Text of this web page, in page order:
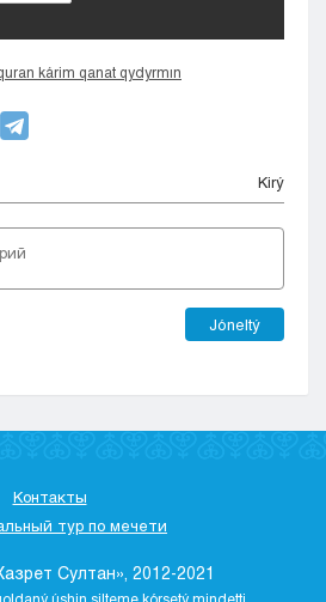
kárim qanat qydyrmın
Kіrý
Jóneltý
Контакты
тур по мечети
Султан», 2012-2021
úshіn sіlteme kórsetý mіndettі.